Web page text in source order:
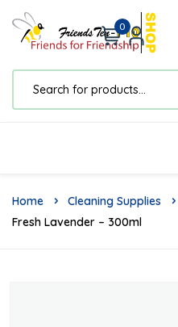
0
Home Cleaning Supplies
Fresh Lavender – 300ml